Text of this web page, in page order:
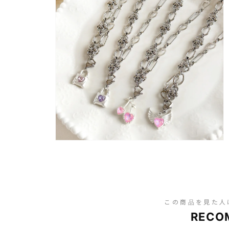
この商品を見た人